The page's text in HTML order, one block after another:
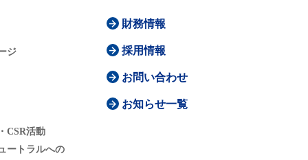
ジ
CSR活動
ートラルへの
財務情報
採用情報
お問い合わせ
お知らせ一覧